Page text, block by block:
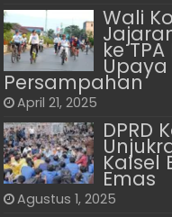
Wali
ke
Persampahan
April 21, 2025
DPRD
Kalsel
Emas
Agustus 1, 2025